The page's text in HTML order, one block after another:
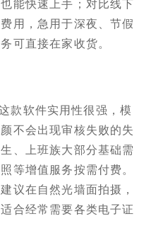
能快速上手；对比线下
用，急用于深夜、节假
可直接在家收货。
款软件实用性很强，模
不会出现审核失败的失
、上班族大部分基础需
等增值服务按需付费。
议在自然光墙面拍摄，
合经常需要各类电子证